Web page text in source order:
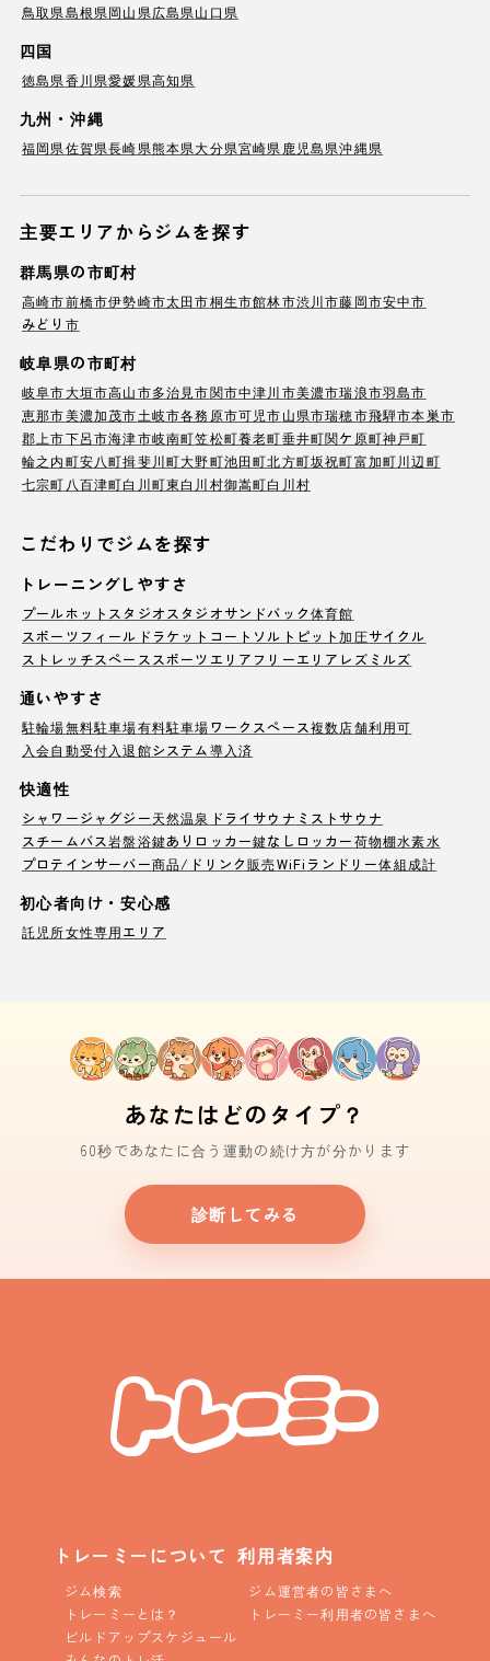
鳥取県島根県岡山県広島県山口県
四国
徳島県香川県愛媛県高知県
九州・沖縄
福岡県佐賀県長崎県熊本県大分県宮崎県 鹿児島県沖縄県
主要エリアからジムを探す
群馬県の市町村
高崎市前橋市伊勢崎市太田市桐生市館林市渋川市藤岡市安中市
みどり市
岐阜県の市町村
岐阜市大垣市高山市多治見市関市中津川市美濃市瑞浪市羽島市
恵那市美濃加茂市土岐市各務原市可児市山県市瑞穂市飛騨市本巣市
郡上市下呂市海津市岐南町笠松町養老町垂井町関ケ原町神戸町
輪之内町安八町揖斐川町大野町池田町北方町坂祝町富加町川辺町
七宗町 八百津町白川町東白川村御嵩町白川村
こだわりでジムを探す
トレーニングしやすさ
プールホットスタジオ スタジオサンドバック体育館
スポーツフィールド ラケットコート ソルトピット加圧サイクル
ストレッチスペース スポーツエリア フリーエリア レズミルズ
通いやすさ
駐輪場無料駐車場有料駐車場ワークスペース複数店舗利用可
入会自動受付 入退館システム導入済
快適性
シャワージャグジー天然温泉 ドライサウナ ミストサウナ
スチームバス岩盤浴鍵ありロッカー鍵なしロッカー荷物棚水素水
プロテインサーバー商品/ドリンク販売WiFi ランドリー体組成計
初心者向け・安心感
託児所女性専用エリア
あなたはどのタイプ？
60秒であなたに合う運動の続け方が分かります
診断してみる
トレーミーについて
ジム検索
トレーミーとは？
ビルドアップスケジュール
利用者案内
ジム運営者の皆さまへ
トレーミー利用者の皆さまへ